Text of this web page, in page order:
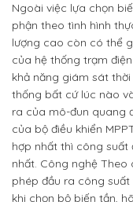
Ngoài việc lựa chọn
phận theo tình hình
lượng cao còn có thể
của hệ thống trạm
khả năng giám sát
thống bất cứ lúc nào
ra của mô-đun quang
của bộ điều khiển
hợp nhất thì công
nhất. Công nghệ
phép đầu ra công
khi chọn bộ biến tần,